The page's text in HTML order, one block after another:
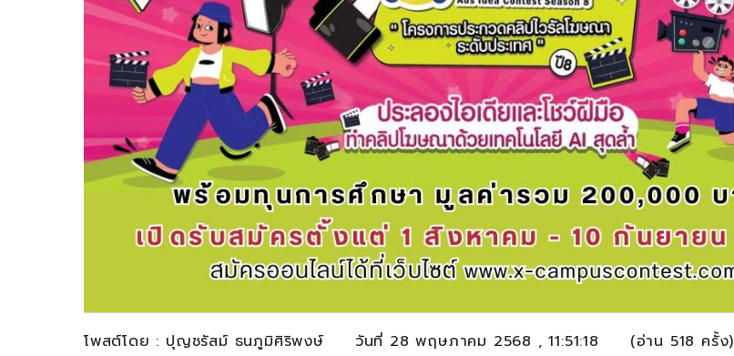
โพสต์โดย : ปุญชรัสม์ ธนภูมิศิริพงษ์ วันที่ 28 พฤษภาคม 2568 , 11:51:18 (อ่าน 518 ครั้ง)